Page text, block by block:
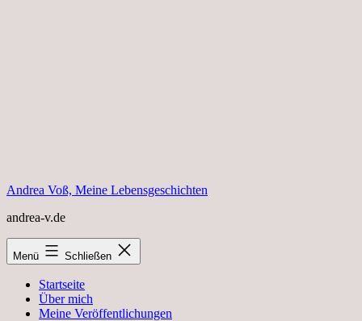
Andrea Voß, Meine Lebensgeschichten
andrea-v.de
Menü Schließen
Startseite
Über mich
Meine Veröffentlichungen